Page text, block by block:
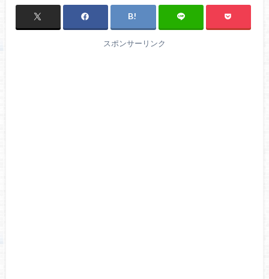
スポンサーリンク